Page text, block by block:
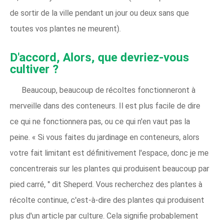
de sortir de la ville pendant un jour ou deux sans que
toutes vos plantes ne meurent).
D'accord, Alors, que devriez-vous
cultiver ?
Beaucoup, beaucoup de récoltes fonctionneront à
merveille dans des conteneurs. Il est plus facile de dire
ce qui ne fonctionnera pas, ou ce qui n'en vaut pas la
peine. « Si vous faites du jardinage en conteneurs, alors
votre fait limitant est définitivement l'espace, donc je me
concentrerais sur les plantes qui produisent beaucoup par
pied carré, " dit Sheperd. Vous recherchez des plantes à
récolte continue, c'est-à-dire des plantes qui produisent
plus d'un article par culture. Cela signifie probablement